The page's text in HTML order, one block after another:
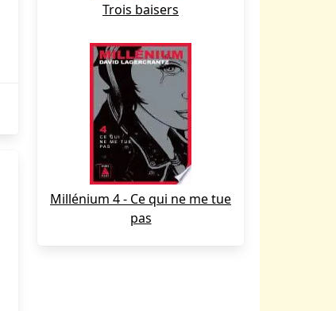
Trois baisers
Millénium 4 - Ce qui ne me tue
pas